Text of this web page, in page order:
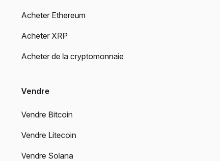
Acheter Ethereum
Acheter XRP
Acheter de la cryptomonnaie
Vendre
Vendre Bitcoin
Vendre Litecoin
Vendre Solana